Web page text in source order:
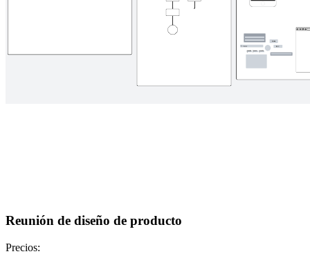
Reunión de diseño de producto
Precios: